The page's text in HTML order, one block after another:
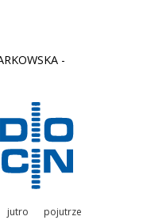
-
jutro pojutrze